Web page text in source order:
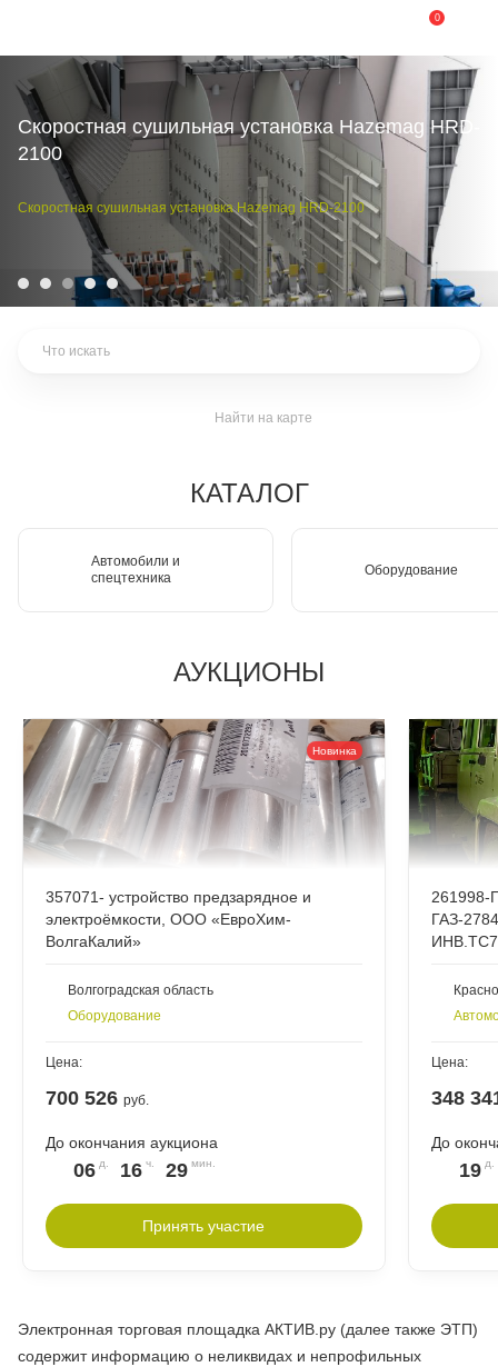
0
Скоростная сушильная установка Hazemag HRD-
2100
Скоростная сушильная установкаHazemag HRD-2100
Найти на карте
КАТАЛОГ
Автомобили и
спецтехника
Оборудование
АУКЦИОНЫ
Новинка
357071- устройство предзарядное и
электроёмкости, ООО «ЕвроХим-
ВолгаКалий»
Волгоградская область
Оборудование
Цена:
700 526 руб.
До окончания аукциона
06 16 29
Принять участие
261998-
ГАЗ-
Цена:
348
До
19
Электронная торговая площадка АКТИВ.ру (далее также ЭТП)
содержит информацию о неликвидах и непрофильных